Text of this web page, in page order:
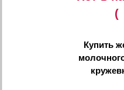
(
Купить